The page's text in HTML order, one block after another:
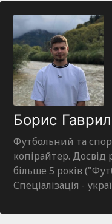
Борис
Футбольний та
копірайтер. Досвід
більше 5 років
Спеціалізація -